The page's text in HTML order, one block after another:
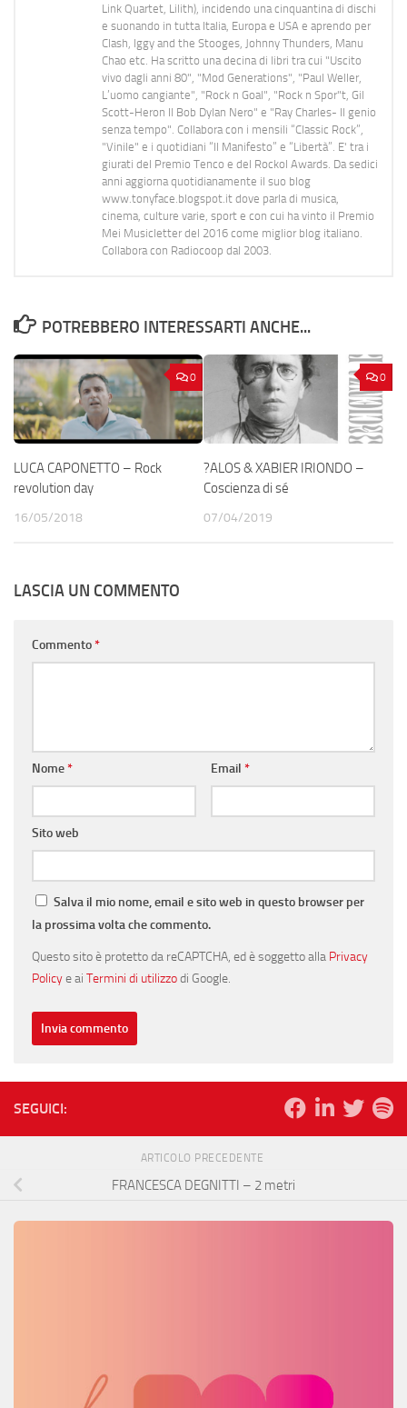
Link Quartet, Lilith), incidendo una cinquantina di dischi
e suonando in tutta Italia, Europa e USA e aprendo per
Clash, Iggy and the Stooges, Johnny Thunders, Manu
Chao etc. Ha scritto una decina di libri tra cui "Uscito
vivo dagli anni 80", "Mod Generations", "Paul Weller,
L’uomo cangiante", "Rock n Goal", "Rock n Spor"t, Gil
Scott-Heron Il Bob Dylan Nero" e "Ray Charles- Il genio
senza tempo". Collabora con i mensili “Classic Rock”,
"Vinile" e i quotidiani “Il Manifesto” e “Libertà”. E' tra i
giurati del Premio Tenco e del Rockol Awards. Da sedici
anni aggiorna quotidianamente il suo blog
www.tonyface.blogspot.it dove parla di musica,
cinema, culture varie, sport e con cui ha vinto il Premio
Mei Musicletter del 2016 come miglior blog italiano.
Collabora con Radiocoop dal 2003.
POTREBBERO INTERESSARTI ANCHE...
0
LUCA CAPONETTO – Rock
revolution day
16/05/2018
0
?ALOS & XABIER IRIONDO –
Coscienza di sé
07/04/2019
LASCIA UN COMMENTO
Commento*
Nome* Email *
Sito web
Salva il mio nome, email e sito web in questo browser per
la prossima volta che commento.
Questo sito è protetto da reCAPTCHA, ed è soggetto alla Privacy
Policye ai Termini di utilizzodi Google.
SEGUICI:
ARTICOLO PRECEDENTE
FRANCESCA DEGNITTI – 2 metri